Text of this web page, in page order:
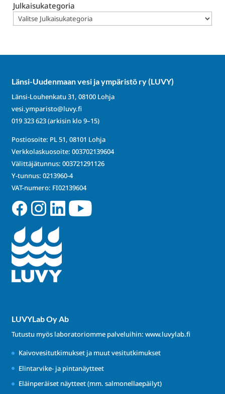
Julkaisukategoria
Länsi-Uudenmaan vesi ja ympäristö ry (LUVY)
Länsi-Louhenkatu 31, 08100 Lohja
vesi.ymparisto@luvy.fi
019 323 623(arkisin klo 9–15)
Postiosoite: PL 51, 08101 Lohja
Verkkolaskuosoite: 003702139604
Välittäjätunnus: 003721291126
Y-tunnus: 0213960-4
VAT-numero: FI02139604
LUVYLab Oy Ab
Tutustu myös laboratoriomme palveluihin: www.luvylab.fi
Kaivovesitutkimukset ja muut vesitutkimukset
Elintarvike- ja pintanäytteet
Eläinperäiset näytteet (mm. salmonellaepäilyt)